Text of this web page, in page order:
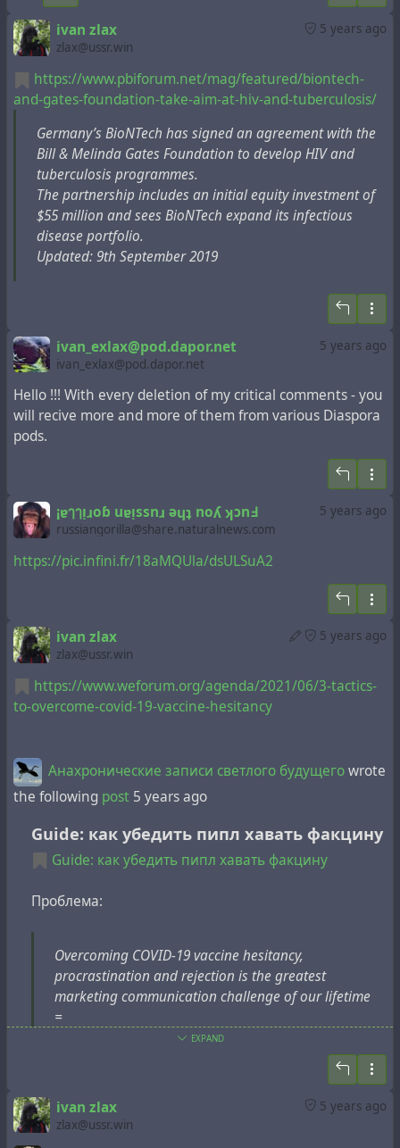
5 years ago
ivan zlax
zlax@ussr.win
https://www.pbiforum.net/mag/featured/biontech-
and-gates-foundation-take-aim-at-hiv-and-tuberculosis/
Germany’s BioNTech has signed an agreement with the
Bill & Melinda Gates Foundation to develop HIV and
tuberculosis programmes.
The partnership includes an initial equity investment of
$55 million and sees BioNTech expand its infectious
disease portfolio.
Updated: 9th September 2019
5 years ago
ivan_exlax@pod.dapor.net
ivan_exlax@pod.dapor.net
Hello !!! With every deletion of my critical comments - you
will recive more and more of them from various Diaspora
pods.
5 years ago
¡ɐๅๅᴉɹoɓ uɐᴉssnɹ ǝɥʇ noʎ ʞɔnꓞ
russiangorilla@share.naturalnews.com
https://pic.infini.fr/18aMQUla/dsULSuA2
5 years ago
ivan zlax
zlax@ussr.win
https://www.weforum.org/agenda/2021/06/3-tactics-
to-overcome-covid-19-vaccine-hesitancy
Анахронические записи светлого будущегоwrote
the following post 5 years ago
Guide: как убедить пипл хавать факцину
Guide: как убедить пипл хавать факцину
Проблема:
Overcoming COVID-19 vaccine hesitancy,
procrastination and rejection is the greatest
marketing communication challenge of our lifetime
=
Преодоление колебаний, промедления и отказа в
вакцинации от COVID-19 — самый большой вызов
коммуникациям всей нашей
жизни
(курсив мой)
EXPAND
5 years ago
ivan zlax
zlax@ussr.win